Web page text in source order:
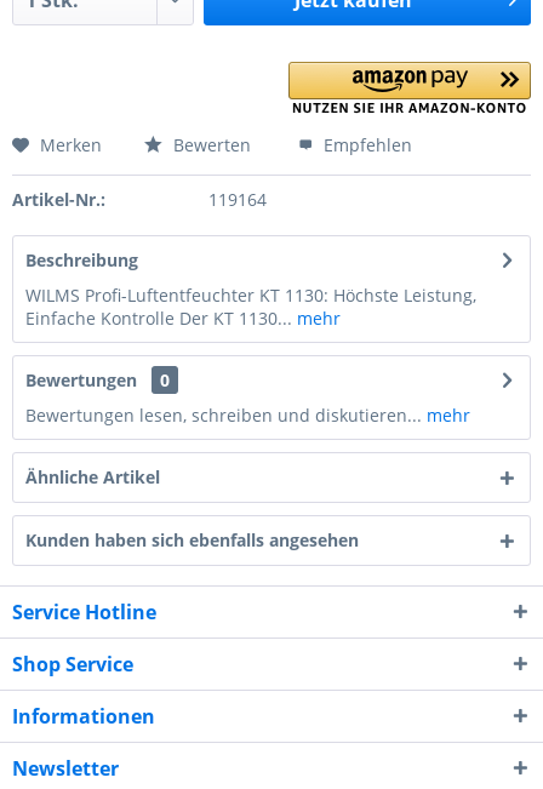
Merken Bewerten Empfehlen
Artikel-Nr.: 119164
Beschreibung
WILMS Profi-Luftentfeuchter KT 1130: Höchste Leistung,
Einfache Kontrolle Der KT 1130... mehr
Bewertungen
0
Bewertungen lesen, schreiben und diskutieren... mehr
Ähnliche Artikel
Kunden haben sich ebenfalls angesehen
Service Hotline
Shop Service
Informationen
Newsletter